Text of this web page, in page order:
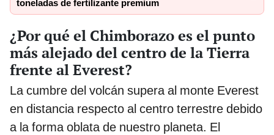
toneladas de fertilizante premium
¿Por qué el Chimborazo es el punto
más alejado del centro de la Tierra
frente al Everest?
La cumbre del volcán supera al monte Everest
en distancia respecto al centro terrestre debido
a la forma oblata de nuestro planeta. El